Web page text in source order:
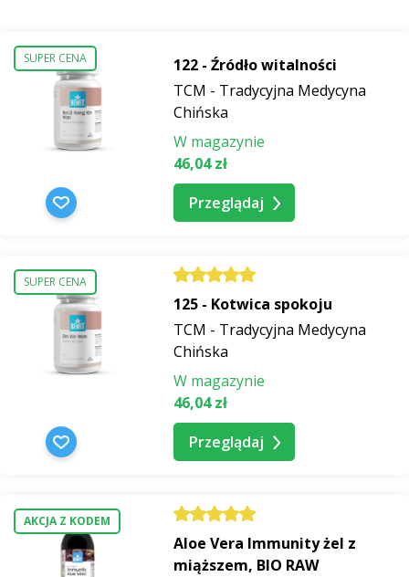
SUPER CENA
122 - Źródło witalności
TCM - Tradycyjna Medycyna
Chińska
W magazynie
46,04 zł
Przeglądaj
SUPER CENA
125 - Kotwica spokoju
TCM - Tradycyjna Medycyna
Chińska
W magazynie
46,04 zł
Przeglądaj
AKCJA Z KODEM
Aloe Vera Immunity żel z
miąższem, BIO RAW